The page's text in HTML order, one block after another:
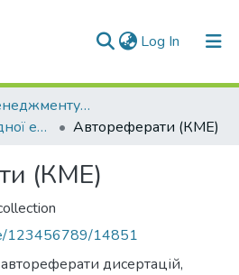
Log In (current)
Факультет менеджменту та маркетингу (ФММ)
Кафедра міжнародної економіки (КМЕ)
Автореферати (КМЕ)
(КМЕ)
123456789/14851
дисертацій,